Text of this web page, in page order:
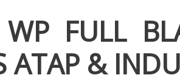
FULL
ATAP &